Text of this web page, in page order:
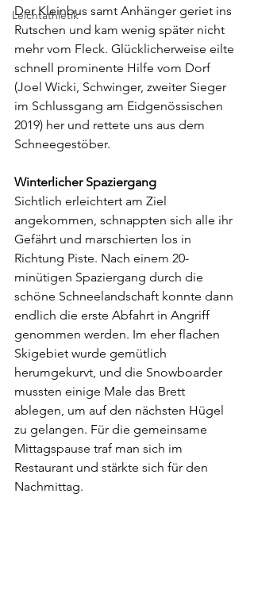
Leichtathletik
Der Kleinbus samt Anhänger geriet ins
Rutschen und kam wenig später nicht
mehr vom Fleck. Glücklicherweise eilte
schnell prominente Hilfe vom Dorf
(Joel Wicki, Schwinger, zweiter Sieger
im Schlussgang am Eidgenössischen
2019) her und rettete uns aus dem
Schneegestöber.
Winterlicher Spaziergang
Sichtlich erleichtert am Ziel
angekommen, schnappten sich alle ihr
Gefährt und marschierten los in
Richtung Piste. Nach einem 20-
minütigen Spaziergang durch die
schöne Schneelandschaft konnte dann
endlich die erste Abfahrt in Angriff
genommen werden. Im eher flachen
Skigebiet wurde gemütlich
herumgekurvt, und die Snowboarder
mussten einige Male das Brett
ablegen, um auf den nächsten Hügel
zu gelangen. Für die gemeinsame
Mittagspause traf man sich im
Restaurant und stärkte sich für den
Nachmittag.